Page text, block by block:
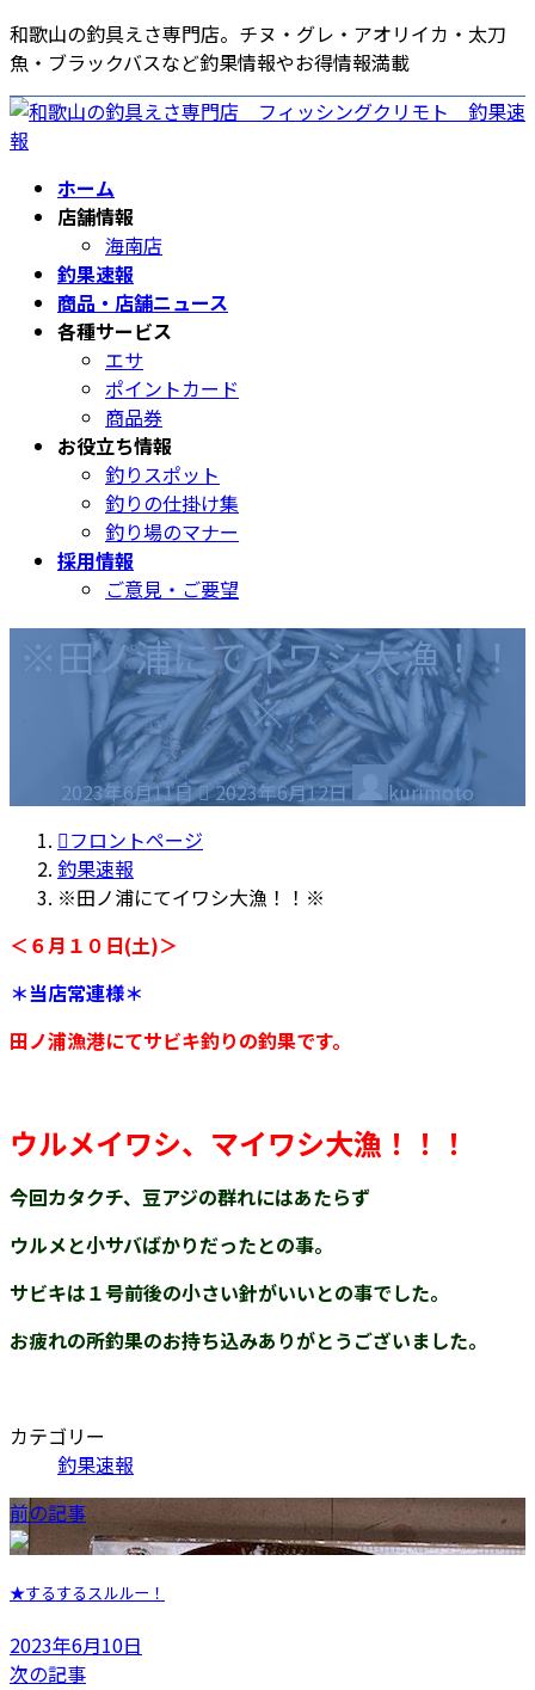
コ
ン
テ
ン
ツ
ナ
ビ
ゲ
ー
シ
和歌山の釣具えさ専門店。チヌ・グレ・アオリイカ・太刀
魚・ブラックバスなど釣果情報やお得情報満載
ホーム
店舗情報
海南店
釣果速報
商品・店舗ニュース
各種サービス
エサ
ポイントカード
商品券
お役立ち情報
釣りスポット
釣りの仕掛け集
釣り場のマナー
採用情報
ご意見・ご要望
※田ノ浦にてイワシ大漁！！
※
2023年6月11日
最
終
日
2023年6月12日
kurimoto
フロントページ
釣果速報
※田ノ浦にてイワシ大漁！！※
＜６月１０日(土)＞
＊当店常連様＊
田ノ浦漁港にてサビキ釣りの釣果です。
ウルメイワシ、マイワシ大漁！！！
今回カタクチ、豆アジの群れにはあたらず
ウルメと小サバばかりだったとの事。
サビキは１号前後の小さい針がいいとの事でした。
お疲れの所釣果のお持ち込みありがとうございました。
カテゴリー
釣果速報
前の記事
★するするスルルー！
2023年6月10日
次の記事